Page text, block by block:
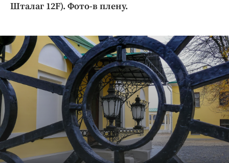
Праздники
Спорт
Экономика и бизнес
ПРОЕКТЫ
Блоги
Издания
Медиаперсона
Интересное чтиво
Клиника года
Шталаг 12F). Фото-в плену.